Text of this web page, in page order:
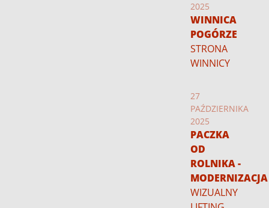
2025
WINNICA
POGÓRZE
STRONA
WINNICY
27
PAŹDZIERNIKA
2025
PACZKA
OD
ROLNIKA -
MODERNIZACJA
WIZUALNY